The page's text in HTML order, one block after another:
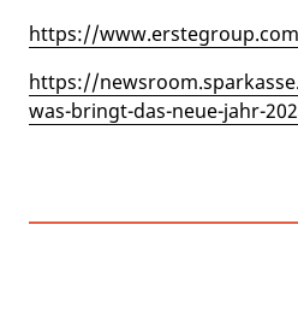
https://
https://
was-bringt-das-neue-jahr-